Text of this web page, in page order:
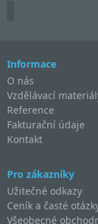
Informace
O nás
Vzdělávací
Reference
Fakturační údaje
Kontakt
Pro zákazníky
Užitečné odkazy
Ceník a časté
Všeobecné